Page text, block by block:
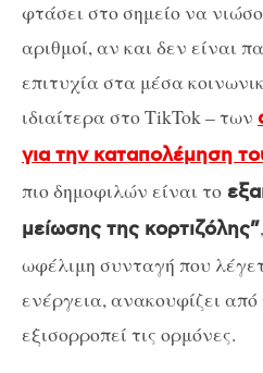
φτάσει στο σημείο να
αριθμοί, αν και δεν είναι
επιτυχία στα μέσα
ιδιαίτερα στο TikTok – των
για την καταπολέμηση
πιο δημοφιλών είναι το
μείωσης της κορτιζόλης”
ωφέλιμη συνταγή που
ενέργεια, ανακουφίζει
εξισορροπεί τις ορμόνες.